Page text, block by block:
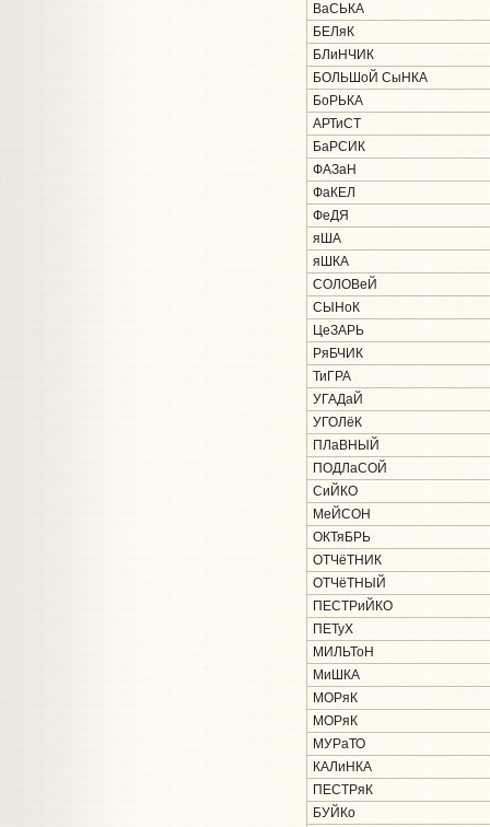
ВаСЬКА
БЕЛяК
БЛиНЧИК
БОЛЬШоЙ СыНКА
БоРЬКА
АРТиСТ
БаРСИК
ФАЗаН
ФаКЕЛ
ФеДЯ
яША
яШКА
СОЛОВеЙ
СЫНоК
ЦеЗАРЬ
РяБЧИК
ТиГРА
УГАДаЙ
УГОЛёК
ПЛаВНЫЙ
ПОДЛаСОЙ
СиЙКО
МеЙСОН
ОКТяБРЬ
ОТЧёТНИК
ОТЧёТНЫЙ
ПЕСТРиЙКО
ПЕТуХ
МИЛЬТоН
МиШКА
МОРяК
МОРяК
МУРаТО
КАЛиНКА
ПЕСТРяК
БУЙКо